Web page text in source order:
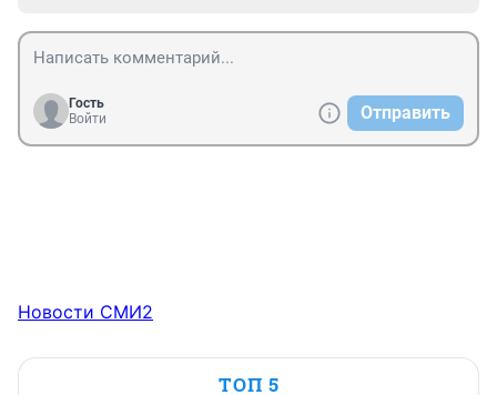
Гость
Войти
Отправить
Новости СМИ2
ТОП 5